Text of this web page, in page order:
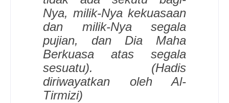
Nya, milik-Nya kekuasaan
dan milik-Nya segala
pujian, dan Dia Maha
Berkuasa atas segala
sesuatu). (Hadis
diriwayatkan oleh Al-
Tirmizi)